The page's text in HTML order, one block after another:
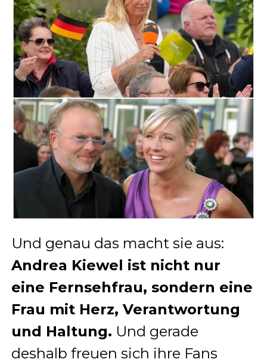
Und genau das macht sie aus:
Andrea Kiewel ist nicht nur
eine Fernsehfrau, sondern eine
Frau mit Herz, Verantwortung
und Haltung. Und gerade
deshalb freuen sich ihre Fans